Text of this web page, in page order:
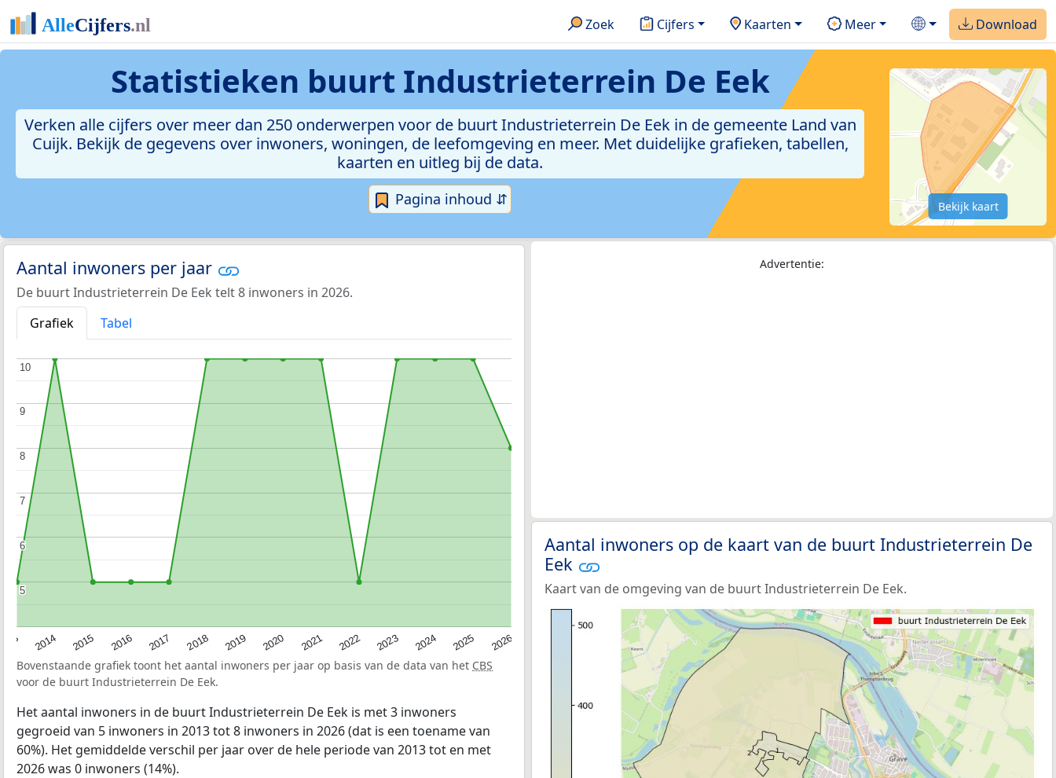
Zoek Cijfers Kaarten Meer Download
Statistieken buurt Industrieterrein De Eek
Verken alle cijfers over meer dan 250 onderwerpen voor de buurt Industrieterrein De Eek in de gemeente Land van
Cuijk. Bekijk de gegevens over inwoners, woningen, de leefomgeving en meer. Met duidelijke grafieken, tabellen,
kaarten en uitleg bij de data.
Pagina inhoud ⇵ Bekijk kaart
Aantal inwoners per jaar
De buurt Industrieterrein De Eek telt 8 inwoners in 2026.
Grafiek
Tabel
2014 2015 2016 2017 2018 2019 2020 2021 2022 2023 2024 2025 2026
5
5
6
6
7
7
8
8
9
9
10
10
Bovenstaande grafiek toont het aantal inwoners per jaar op basis van de data van het CBS
voor de buurt Industrieterrein De Eek.
Het aantal inwoners in de buurt Industrieterrein De Eek is met 3 inwoners
gegroeid van 5 inwoners in 2013 tot 8 inwoners in 2026 (dat is een toename van
60%). Het gemiddelde verschil per jaar over de hele periode van 2013 tot en met
2026 was 0 inwoners (14%).
Advertentie:
Aantal inwoners op de kaart van de buurt Industrieterrein De
Eek
Kaart van de omgeving van de buurt Industrieterrein De Eek.